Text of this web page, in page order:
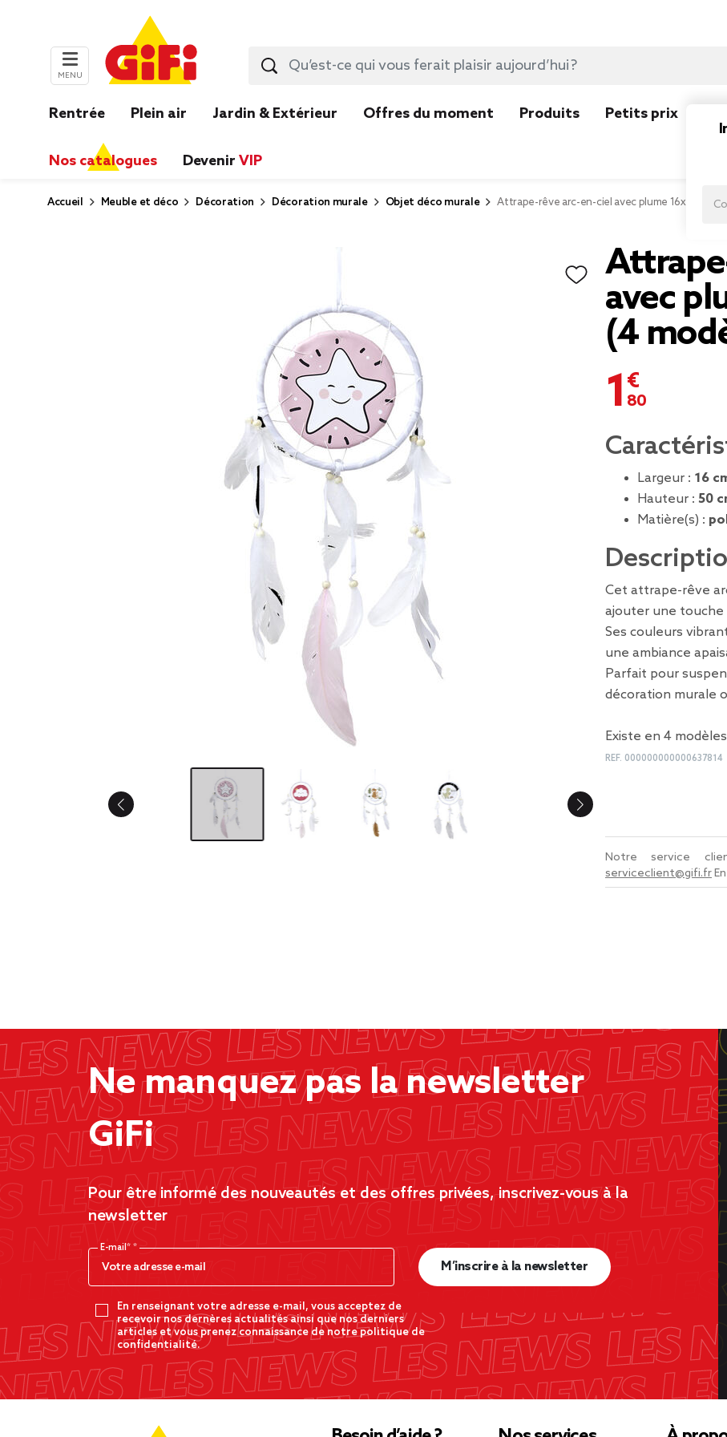
MENU
Rentrée Plein air Jardin & Extérieur Offres du moment Produits Petits prix
Nos catalogues Devenir VIP
Accueil Meuble et déco Décoration Décoration murale Objet déco murale Attrape-rêve arc-en-ciel avec plume 16xH50cm
avec
(4
1,80 €
Largeur : 16
Hauteur : 50
Matière(s) :
Cet attrape-rêve
ajouter une touche
Ses couleurs
une ambiance
Parfait pour
décoration murale
Existe en 4
REF. 000000000000637814
Notre service
serviceclient@gifi.fr
Ne manquez pas la newsletter
GiFi
Pour être informé des nouveautés et des offres privées, inscrivez-vous à la
newsletter
E-mail*
En renseignant votre adresse e-mail, vous acceptez de
recevoir nos dernères actualités ainsi que nos derniers
articles et vous prenez connaissance de notre politique de
confidentialité.
M’inscrire à la newsletter